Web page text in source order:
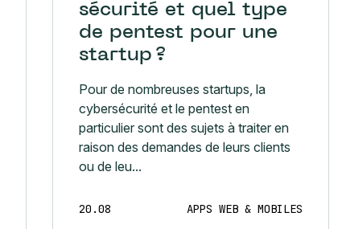
sécurité et quel type
de pentest pour une
startup ?
Pour de nombreuses startups, la
cybersécurité et le pentest en
particulier sont des sujets à traiter en
raison des demandes de leurs clients
ou de leu...
20.08 APPS WEB & MOBILES